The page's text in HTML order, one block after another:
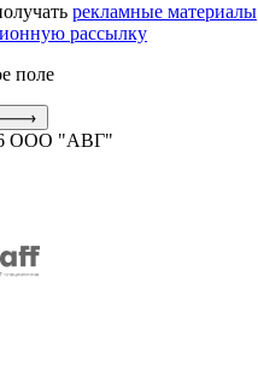
рекламные материалы
рассылку
поле
ООО "АВГ"